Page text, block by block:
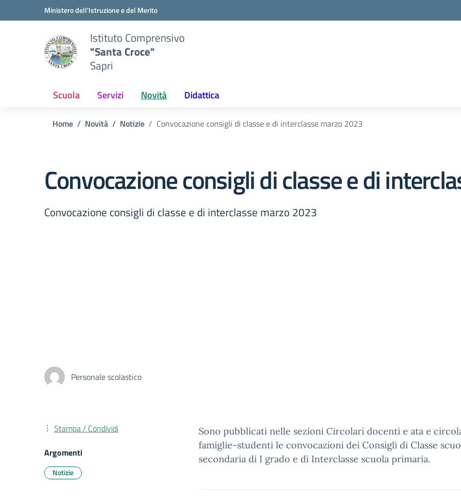
Vai ai contenuti
Vai al menu di navigazioneMinistero dell'Istruzione e del Merito
Istituto Comprensivo
"Santa Croce"
Sapri
Scuola Servizi Novità Didattica
Home Novità Notizie Convocazione consigli di classe e di interclasse marzo 2023
Convocazione consigli di classe e di
Convocazione consigli di classe e di interclasse marzo 2023
Personale scolastico
Sono pubblicati nelle sezioni Circolari docenti e ata e
famiglie-studenti le convocazioni dei Consigli di Classe
secondaria di I grado e di Interclasse scuola primaria.
Stampa / Condividi
Argomenti
Notizie